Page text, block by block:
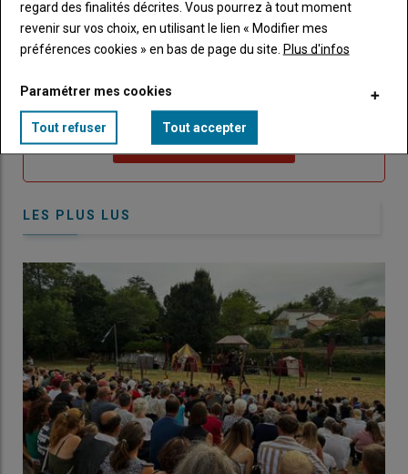
Sous-
titre
Vous n'êtes pas abonné(e)
TITRE CRÉEZ UN COMPTE
BodyChoisissez votre formule et créez votre
compte pour accéder à tout Caracterres.
Lien Créez un compte
LES PLUS LUS
regard des finalités décrites. Vous pourrez à tout moment
revenir sur vos choix, en utilisant le lien « Modifier mes
préférences cookies » en bas de page du site. Plus d'infos
Paramétrer mes cookies
Tout refuser Tout accepter